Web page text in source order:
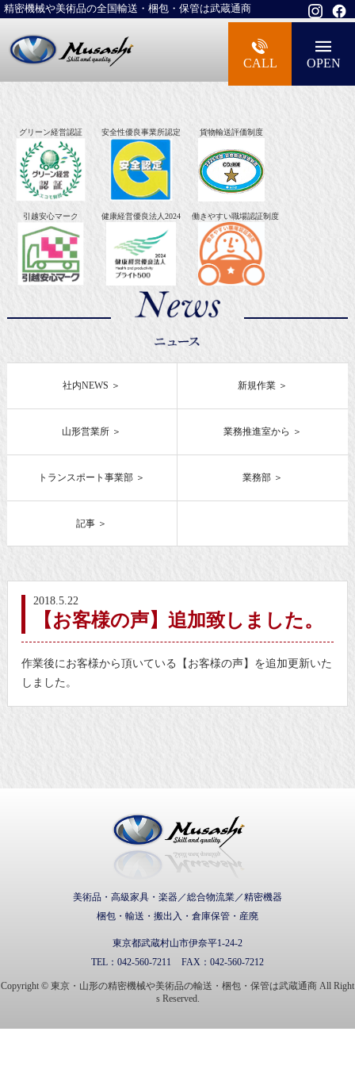
精密機械や美術品の全国輸送・梱包・保管は武蔵通商
大型精密機械・美術品・高級楽器の梱包・
CALL OPEN
グリーン経営認証 安全性優良事業所認定 貨物輸送評価制度
引越安心マーク 健康経営優良法人2024 働きやすい職場認証制度
2018.5.22
【お客様の声】追加致しました。
作業後にお客様から頂いている【お客様の声】を追加更新いた
しました。
社内NEWS 新規作業
山形営業所 業務推進室から
トランスポート事業部 業務部
記事
美術品・高級家具・楽器／総合物流業／精密機器
梱包・輸送・搬出入・倉庫保管・産廃
東京都武蔵村山市伊奈平1-24-2
TEL： 042-560-7211 FAX： 042-560-7212
Copyright © 東京・山形の精密機械や美術品の輸送・梱包・保管は武蔵通商 All Right
s Reserved.